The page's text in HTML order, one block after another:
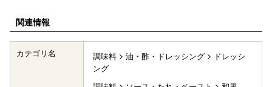
関連情報
カテゴリ名 調味料 油・酢・ドレッシング
ドレッシ
ング